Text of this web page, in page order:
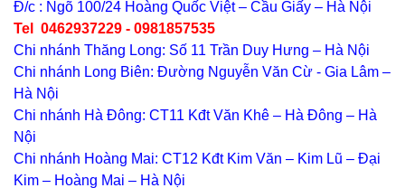
Đ/c : Ngõ 100/24 Hoàng Quốc Việt – Cầu Giấy – Hà Nội
Tel 0462937229 - 0981857535
Chi nhánh Thăng Long: Số 11 Trần Duy Hưng – Hà Nội
Chi nhánh Long Biên: Đường Nguyễn Văn Cừ - Gia Lâm –
Hà Nội
Chi nhánh Hà Đông: CT11 Kđt Văn Khê – Hà Đông – Hà
Nội
Chi nhánh Hoàng Mai: CT12 Kđt Kim Văn – Kim Lũ – Đại
Kim – Hoàng Mai – Hà Nội